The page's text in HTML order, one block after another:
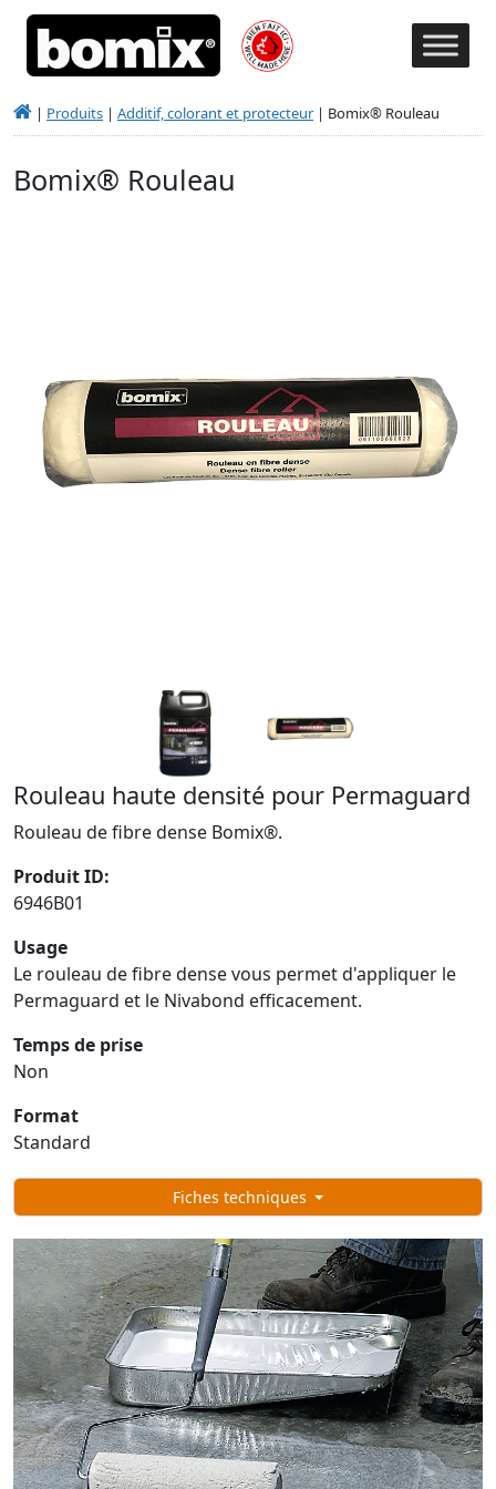
| Produits | Additif, colorant et protecteur | Bomix® Rouleau
Bomix® Rouleau
Rouleau haute densité pour Permaguard
Rouleau de fibre dense Bomix®.
Produit ID:
6946B01
Usage
Le rouleau de fibre dense vous permet d'appliquer le
Permaguard et le Nivabond efficacement.
Temps de prise
Non
Format
Standard
Fiches techniques